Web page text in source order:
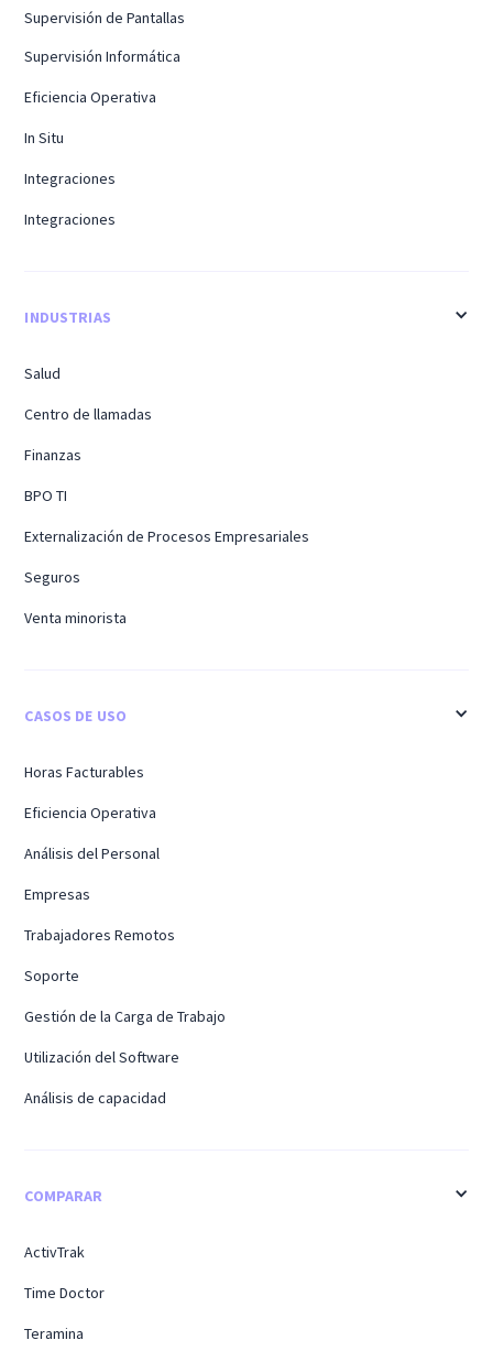
Supervisión de Pantallas
Supervisión Informática
Eficiencia Operativa
In Situ
Integraciones
Integraciones
INDUSTRIAS
Salud
Centro de llamadas
Finanzas
BPO TI
Externalización de Procesos Empresariales
Seguros
Venta minorista
CASOS DE USO
Horas Facturables
Eficiencia Operativa
Análisis del Personal
Empresas
Trabajadores Remotos
Soporte
Gestión de la Carga de Trabajo
Utilización del Software
Análisis de capacidad
COMPARAR
ActivTrak
Time Doctor
Teramina